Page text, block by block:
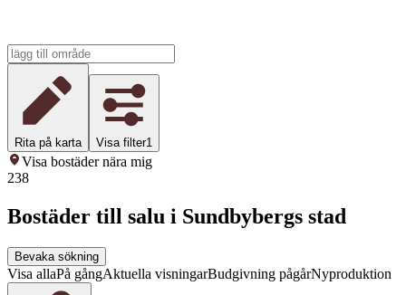
Rita på karta Visa filter1
Visa bostäder nära mig
238
Bostäder till salu i Sundbybergs stad
Bevaka sökning
Visa allaPå gångAktuella visningarBudgivning pågårNyproduktion